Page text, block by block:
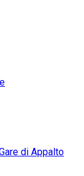
di Appalto